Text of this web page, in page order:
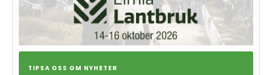
TIPSA OSS OM NYHETER